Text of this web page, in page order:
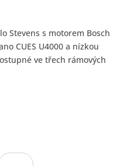
Stevens s motorem Bosch
CUES U4000 a nízkou
ve třech rámových